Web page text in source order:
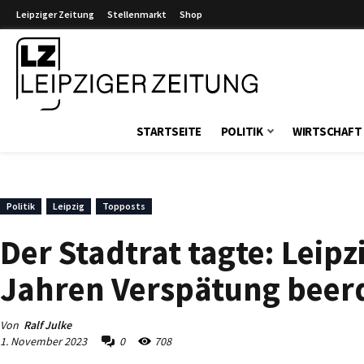
Leipziger Zeitung Stellenmarkt Shop
STARTSEITE POLITIK WIRTSCHAFT
Politik Leipzig Topposts
Der Stadtrat tagte:
Jahren Verspätung
Von Ralf Julke
1. November 2023
0 708